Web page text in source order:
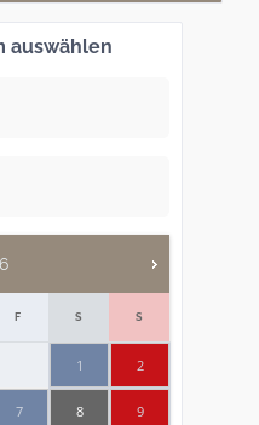
auswählen
F S S
1 2
7 8 9